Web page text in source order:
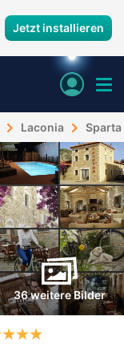
Jetzt installieren
Laconia Sparta
36 weitere Bilder